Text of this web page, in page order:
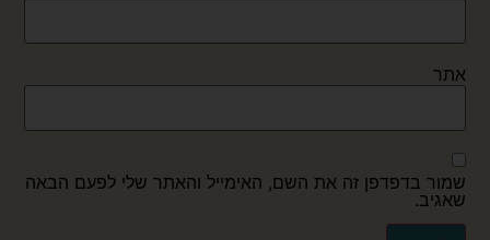
אתר
שמור בדפדפן זה את השם, האימייל והאתר שלי לפעם הבאה
שאגיב.